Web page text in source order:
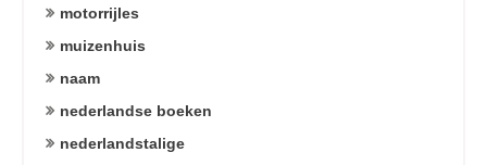
motorrijles
muizenhuis
naam
nederlandse boeken
nederlandstalige